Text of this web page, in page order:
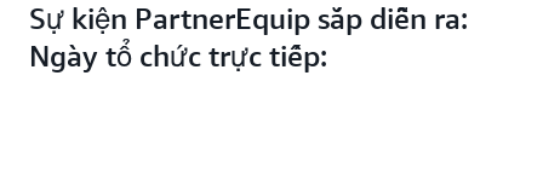
Sự kiện PartnerEquip sắp diễn ra:
Ngày tổ chức trực tiếp: